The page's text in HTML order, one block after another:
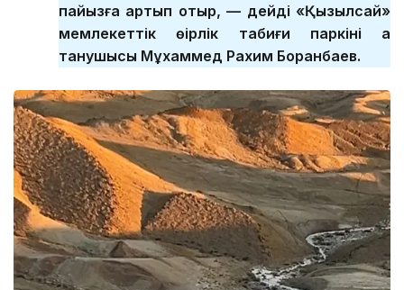
пайызға артып отыр, — дейді «Қызылсай»
мемлекеттік өңірлік табиғи паркінің аң
танушысы Мұхаммед Рахим Боранбаев.